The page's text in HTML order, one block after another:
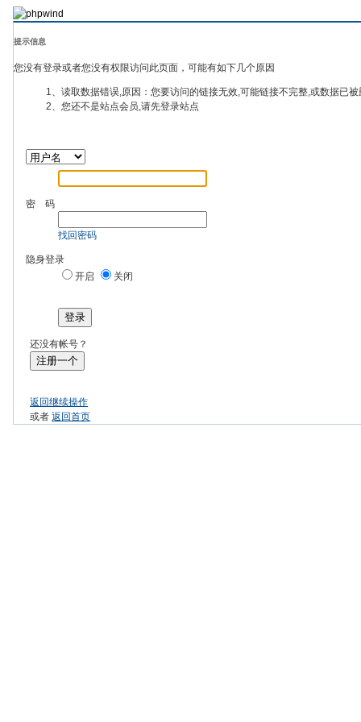
提示信息
您没有登录或者您没有权限访问此页面，可能有如下几个原因
1、读取数据错误,原因：您要访问的链接无效,可能链接不完整,或数据已
2、您还不是站点会员,请先登录站点
密 码
找回密码
隐身登录
开启
关闭
登录
还没有帐号？
注册一个
返回继续操作
或者返回首页